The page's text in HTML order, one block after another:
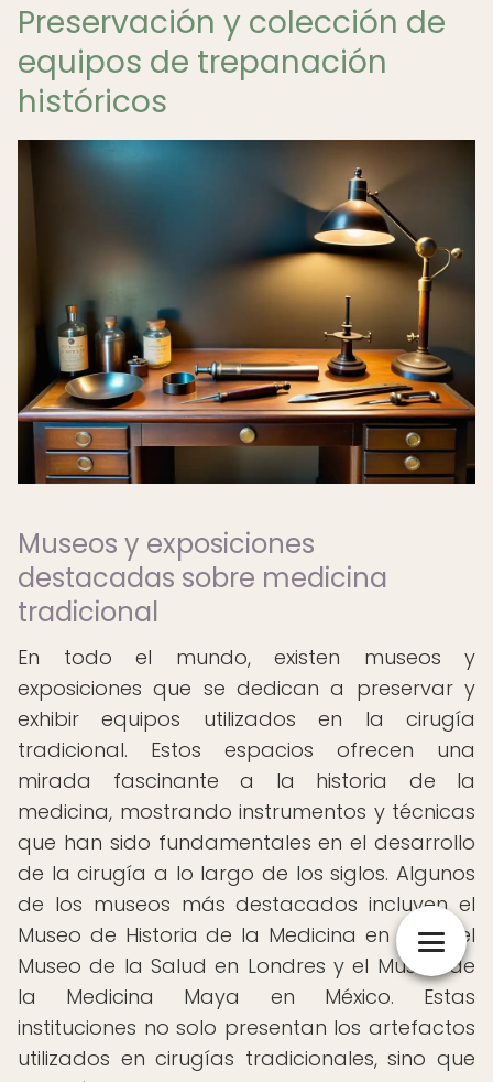
Preservación y colección de
equipos de trepanación
históricos
Museos y exposiciones
destacadas sobre medicina
tradicional
En todo el mundo, existen museos y
exposiciones que se dedican a preservar y
exhibir equipos utilizados en la cirugía
tradicional. Estos espacios ofrecen una
mirada fascinante a la historia de la
medicina, mostrando instrumentos y técnicas
que han sido fundamentales en el desarrollo
de la cirugía a lo largo de los siglos. Algunos
de los museos más destacados incluyen el
Museo de Historia de la Medicina en París, el
Museo de la Salud en Londres y el Museo de
la Medicina Maya en México. Estas
instituciones no solo presentan los artefactos
utilizados en cirugías tradicionales, sino que